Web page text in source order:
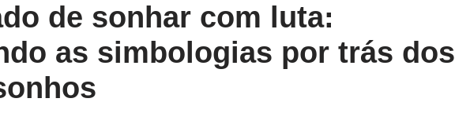
de sonhar com luta:
as simbologias por trás dos